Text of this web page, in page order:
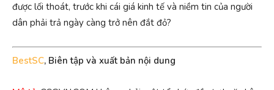
được lối thoát, trước khi cái giá kinh tế và niềm tin của người
dân phải trả ngày càng trở nên đắt đỏ?
BestSC, Biên tập và xuất bản nội dung